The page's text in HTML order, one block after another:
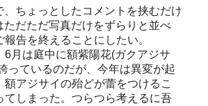
ただただ写真だけをずらりと並べ
告を終えることにしたい。
6月は庭中に額紫陽花(ガクアジサ
っているのだが、今年は異変が起
額アジサイの殆どが蕾をつけるこ
てしまった。つらつら考えるに吾